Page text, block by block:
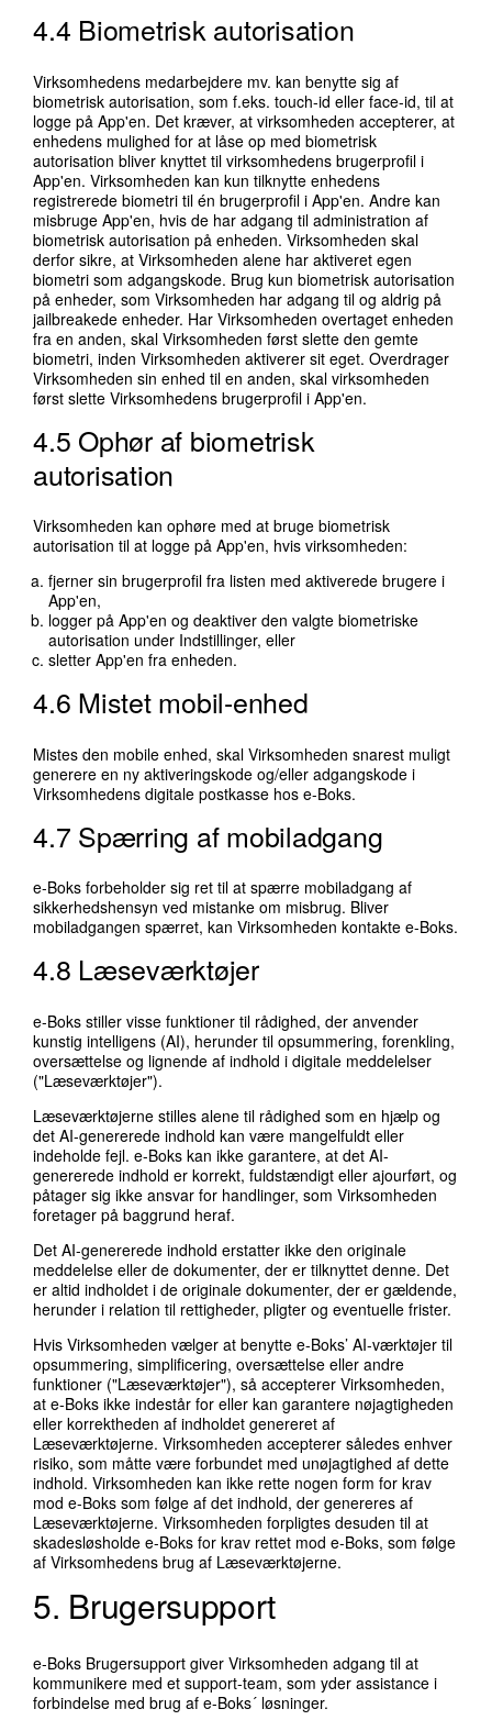
4.4 Biometrisk autorisation
Virksomhedens medarbejdere mv. kan benytte sig af
biometrisk autorisation, som f.eks. touch-id eller face-id, til at
logge på App'en. Det kræver, at virksomheden accepterer, at
enhedens mulighed for at låse op med biometrisk
autorisation bliver knyttet til virksomhedens brugerprofil i
App'en. Virksomheden kan kun tilknytte enhedens
registrerede biometri til én brugerprofil i App'en. Andre kan
misbruge App'en, hvis de har adgang til administration af
biometrisk autorisation på enheden. Virksomheden skal
derfor sikre, at Virksomheden alene har aktiveret egen
biometri som adgangskode. Brug kun biometrisk autorisation
på enheder, som Virksomheden har adgang til og aldrig på
jailbreakede enheder. Har Virksomheden overtaget enheden
fra en anden, skal Virksomheden først slette den gemte
biometri, inden Virksomheden aktiverer sit eget. Overdrager
Virksomheden sin enhed til en anden, skal virksomheden
først slette Virksomhedens brugerprofil i App'en.
4.5 Ophør af biometrisk
autorisation
Virksomheden kan ophøre med at bruge biometrisk
autorisation til at logge på App'en, hvis virksomheden:
fjerner sin brugerprofil fra listen med aktiverede brugere i
App'en,
logger på App'en og deaktiver den valgte biometriske
autorisation under Indstillinger, eller
sletter App'en fra enheden.
4.6 Mistet mobil-enhed
Mistes den mobile enhed, skal Virksomheden snarest muligt
generere en ny aktiveringskode og/eller adgangskode i
Virksomhedens digitale postkasse hos e-Boks.
4.7 Spærring af mobiladgang
e-Boks forbeholder sig ret til at spærre mobiladgang af
sikkerhedshensyn ved mistanke om misbrug. Bliver
mobiladgangen spærret, kan Virksomheden kontakte e-Boks.
4.8 Læseværktøjer
e-Boks stiller visse funktioner til rådighed, der anvender
kunstig intelligens (AI), herunder til opsummering, forenkling,
oversættelse og lignende af indhold i digitale meddelelser
("Læseværktøjer").
Læseværktøjerne stilles alene til rådighed som en hjælp og
det AI-genererede indhold kan være mangelfuldt eller
indeholde fejl. e-Boks kan ikke garantere, at det AI-
genererede indhold er korrekt, fuldstændigt eller ajourført, og
påtager sig ikke ansvar for handlinger, som Virksomheden
foretager på baggrund heraf.
Det AI-genererede indhold erstatter ikke den originale
meddelelse eller de dokumenter, der er tilknyttet denne. Det
er altid indholdet i de originale dokumenter, der er gældende,
herunder i relation til rettigheder, pligter og eventuelle frister.
Hvis Virksomheden vælger at benytte e-Boks’ AI-værktøjer til
opsummering, simplificering, oversættelse eller andre
funktioner ("Læseværktøjer"), så accepterer Virksomheden,
at e-Boks ikke indestår for eller kan garantere nøjagtigheden
eller korrektheden af indholdet genereret af
Læseværktøjerne. Virksomheden accepterer således enhver
risiko, som måtte være forbundet med unøjagtighed af dette
indhold. Virksomheden kan ikke rette nogen form for krav
mod e-Boks som følge af det indhold, der genereres af
Læseværktøjerne. Virksomheden forpligtes desuden til at
skadesløsholde e-Boks for krav rettet mod e-Boks, som følge
af Virksomhedens brug af Læseværktøjerne.
5. Brugersupport
e-Boks Brugersupport giver Virksomheden adgang til at
kommunikere med et support-team, som yder assistance i
forbindelse med brug af e-Boks´ løsninger.